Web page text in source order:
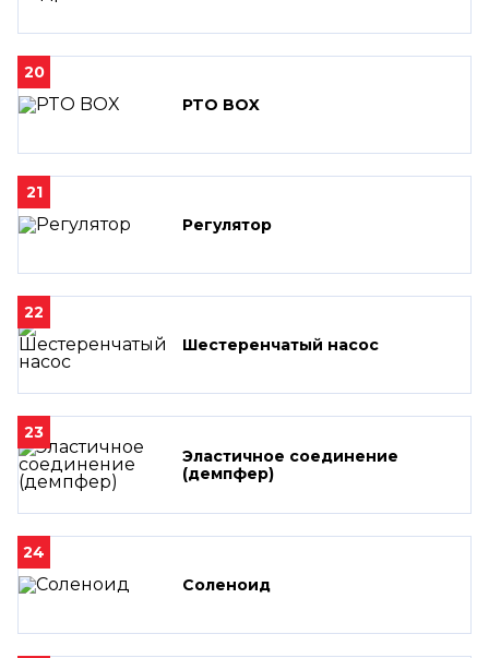
20
PTO BOX
21
Регулятор
22
Шестеренчатый насос
23
Эластичное соединение
(демпфер)
24
Соленоид